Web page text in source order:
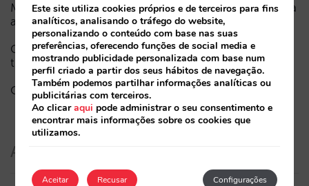
Menos campanhas, mais inteligentes: manual IA para
atualizar o marketing digital do seu hotel (parte 1)
Como aparece um hotel nos assistentes de IA: as
três camadas de visibilidade
O fim da era “Book on Metasearch”
Autores
Este site utiliza cookies próprios e de terceiros para fins
analíticos, analisando o tráfego do website,
personalizando o conteúdo com base nas suas
preferências, oferecendo funções de social media e
mostrando publicidade personalizada com base num
perfil criado a partir dos seus hábitos de navegação.
Também podemos partilhar informações analíticas ou
publicitárias com terceiros.
Ao clicaraqui pode administrar o seu consentimento e
encontrar mais informações sobre os cookies que
utilizamos.
Aceitar Configurações
Recusar